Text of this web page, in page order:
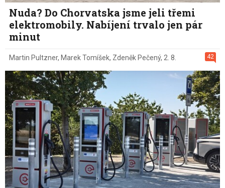
Nuda? Do Chorvatska jsme jeli třemi
elektromobily. Nabíjení trvalo jen pár
minut
42
Martin Pultzner, Marek Tomíšek, Zdeněk Pečený, 2. 8.